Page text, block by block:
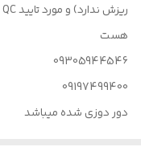
هست
09305944546
09197499400
دور دوزی شده میباشد